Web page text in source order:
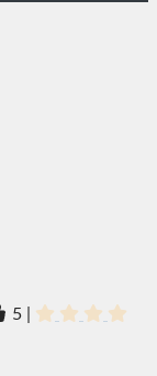
5